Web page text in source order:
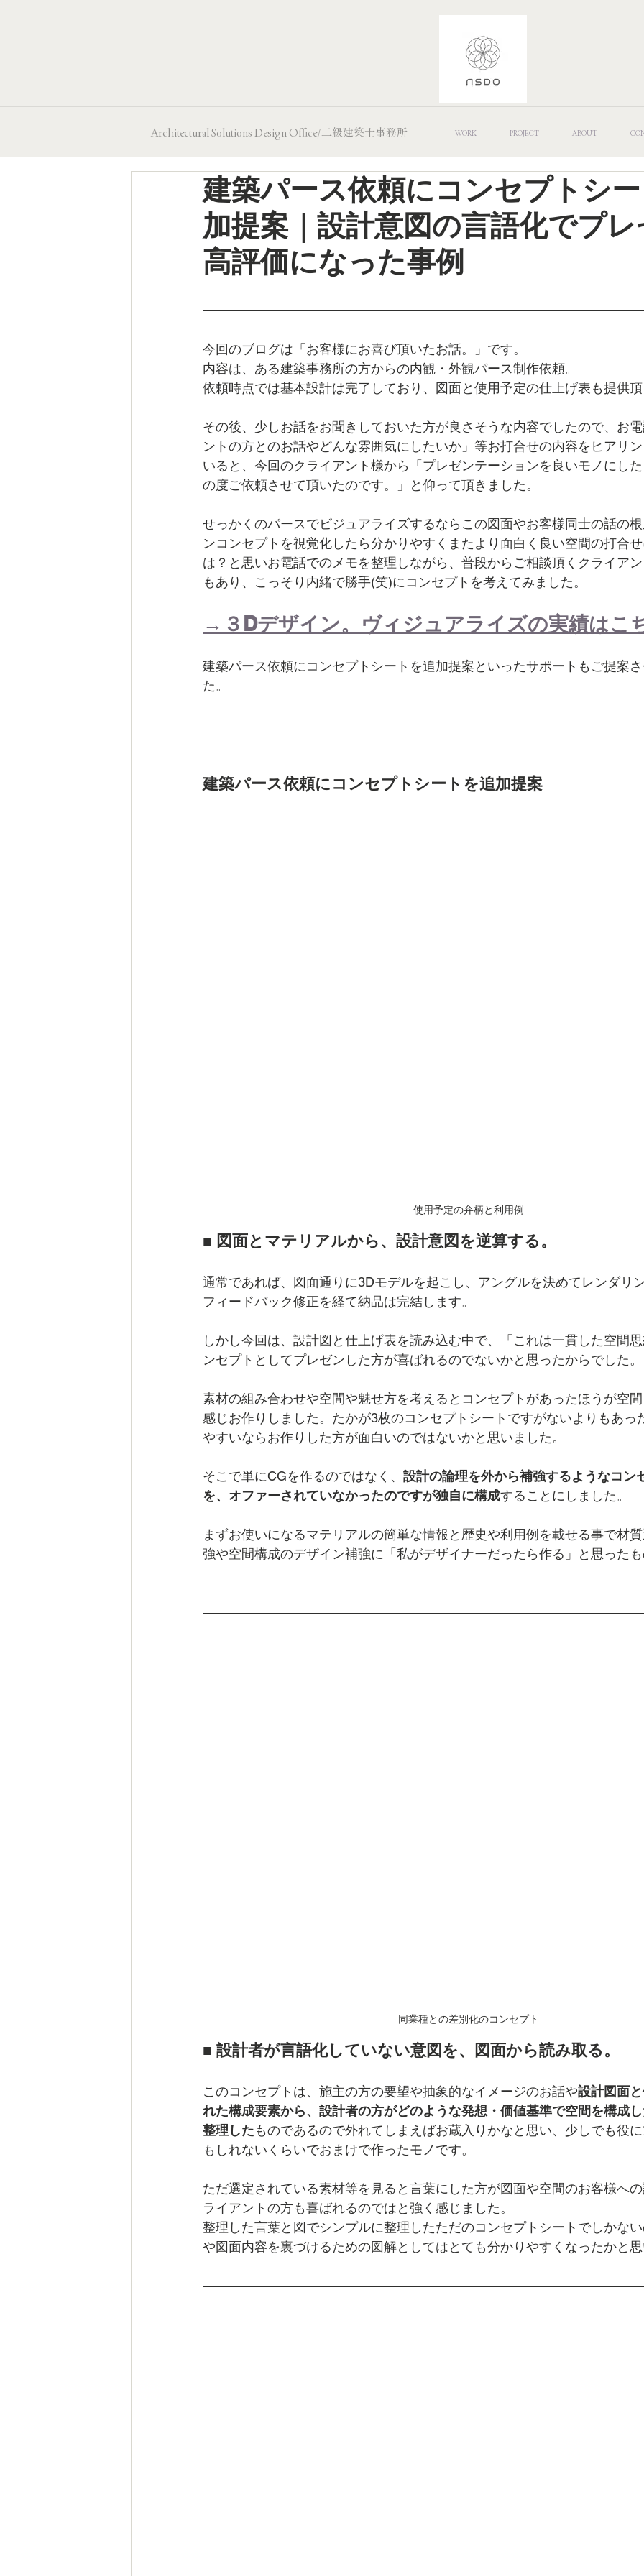
Architectural Solutions Design Office/二級建築士事務所 WORK PROJECT ABOUT
建築パース依頼にコンセプトシ
加提案｜設計意図の言語化でプ
高評価になった事例
今回のブログは「お客様にお喜び頂いたお話。」です。
内容は、ある建築事務所の方からの内観・外観パース制作依頼。
依頼時点では基本設計は完了しており、図面と使用予定の仕上げ表も提供頂
その後、少しお話をお聞きしておいた方が良さそうな内容でしたので、お
ントの方とのお話やどんな雰囲気にしたいか」等お打合せの内容をヒアリ
いると、今回のクライアント様から「プレゼンテーションを良いモノにし
の度ご依頼させて頂いたのです。」と仰って頂きました。
せっかくのパースでビジュアライズするならこの図面やお客様同士の話の
ンコンセプトを視覚化したら分かりやすくまたより面白く良い空間の打合
は？と思いお電話でのメモを整理しながら、普段からご相談頂くクライア
もあり、こっそり内緒で勝手(笑)にコンセプトを考えてみました。
→３Dデザイン。ヴィジュアライズの実績はこ
建築パース依頼にコンセプトシートを追加提案といったサポートもご提案
た。
建築パース依頼にコンセプトシートを追加提案
使用予定の弁柄と利用例
■ 図面とマテリアルから、設計意図を逆算する。
通常であれば、図面通りに3Dモデルを起こし、アングルを決めてレンダリ
フィードバック修正を経て納品は完結します。
しかし今回は、設計図と仕上げ表を読み込む中で、「これは一貫した空間
ンセプトとしてプレゼンした方が喜ばれるのでないかと思ったからでした。
素材の組み合わせや空間や魅せ方を考えるとコンセプトがあったほうが空
感じお作りしました。たかが3枚のコンセプトシートですがないよりもあっ
やすいならお作りした方が面白いのではないかと思いました。
そこで単にCGを作るのではなく、 設計の論理を外から補強するようなコン
を、オファーされていなかったのですが独自に構成することにしました。
まずお使いになるマテリアルの簡単な情報と歴史や利用例を載せる事で材
強や空間構成のデザイン補強に「私がデザイナーだったら作る」と思ったも
同業種との差別化のコンセプト
■ 設計者が言語化していない意図を、図面から読み取る。
このコンセプトは、施主の方の要望や抽象的なイメージのお話や設計図面
れた構成要素から、設計者の方がどのような発想・価値基準で空間を構成し
整理したものであるので外れてしまえばお蔵入りかなと思い、少しでも役
もしれないくらいでおまけで作ったモノです。
ただ選定されている素材等を見ると言葉にした方が図面や空間のお客様へ
ライアントの方も喜ばれるのではと強く感じました。
整理した言葉と図でシンプルに整理したただのコンセプトシートでしかな
や図面内容を裏づけるための図解としてはとても分かりやすくなったかと思